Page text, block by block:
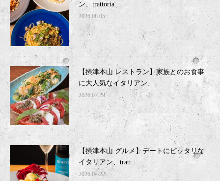
ン、trattoria...
2026.08.05
【摂津本山 レストラン】家族とのお食事
に大人気なイタリアン、...
2026.07.29
【摂津本山 グルメ】デートにピッタリな
イタリアン、tratt...
2026.07.22